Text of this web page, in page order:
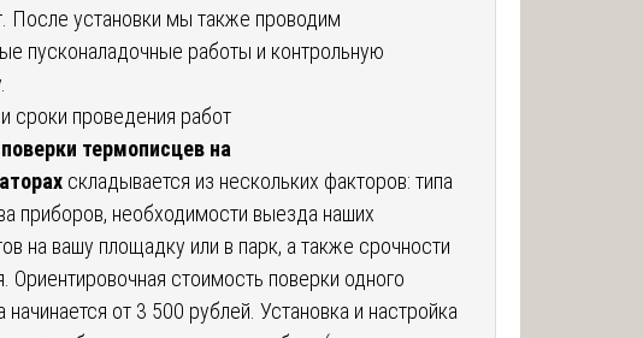
После установки мы также проводим
пусконаладочные работы и контрольную
сроки проведения работ
поверки термописцев на
складывается из нескольких факторов: типа
приборов, необходимости выезда наших
на вашу площадку или в парк, а также срочности
Ориентировочная стоимость поверки одного
начинается от 3 500 рублей. Установка и настройка